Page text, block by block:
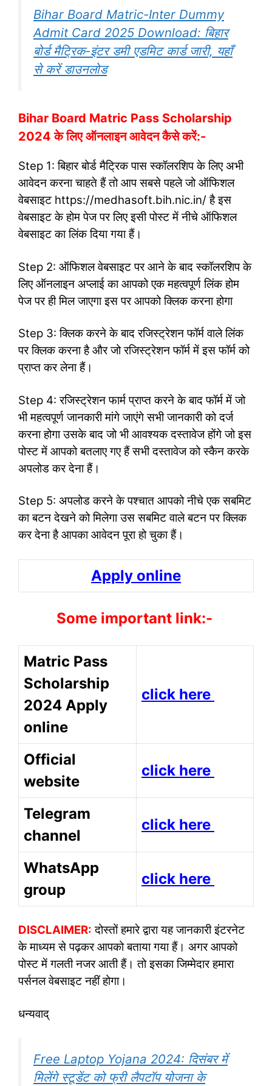
Bihar Board Matric-Inter Dummy
Admit Card 2025 Download: बिहार
बोर्ड मैट्रिक-इंटर डमी एडमिट कार्ड जारी, यहाँ
से करें डाउनलोड
Bihar Board Matric Pass Scholarship
2024 के लिए ऑनलाइन आवेदन कैसे करें:-
Step 1: बिहार बोर्ड मैट्रिक पास स्कॉलरशिप के लिए अभी
आवेदन करना चाहते हैं तो आप सबसे पहले जो ऑफिशल
वेबसाइट https://medhasoft.bih.nic.in/ है इस
वेबसाइट के होम पेज पर लिए इसी पोस्ट में नीचे ऑफिशल
वेबसाइट का लिंक दिया गया हैं।
Step 2: ऑफिशल वेबसाइट पर आने के बाद स्कॉलरशिप के
लिए ऑनलाइन अप्लाई का आपको एक महत्वपूर्ण लिंक होम
पेज पर ही मिल जाएगा इस पर आपको क्लिक करना होगा
Step 3: क्लिक करने के बाद रजिस्ट्रेशन फॉर्म वाले लिंक
पर क्लिक करना है और जो रजिस्ट्रेशन फॉर्म में इस फॉर्म को
प्राप्त कर लेना हैं।
Step 4: रजिस्ट्रेशन फार्म प्राप्त करने के बाद फॉर्म में जो
भी महत्वपूर्ण जानकारी मांगे जाएंगे सभी जानकारी को दर्ज
करना होगा उसके बाद जो भी आवश्यक दस्तावेज होंगे जो इस
पोस्ट में आपको बतलाए गए हैं सभी दस्तावेज को स्कैन करके
अपलोड कर देना हैं।
Step 5: अपलोड करने के पश्चात आपको नीचे एक सबमिट
का बटन देखने को मिलेगा उस सबमिट वाले बटन पर क्लिक
कर देना है आपका आवेदन पूरा हो चुका हैं।
Apply online
Some important link:-
Matric Pass
Scholarship
2024 Apply
online
click here
Official
website
click here
Telegram
channel
click here
WhatsApp
group
click here
DISCLAIMER: दोस्तों हमारे द्वारा यह जानकारी इंटरनेट
के माध्यम से पढ़कर आपको बताया गया हैं। अगर आपको
पोस्ट में गलती नजर आती हैं। तो इसका जिम्मेदार हमारा
पर्सनल वेबसाइट नहीं होगा।
धन्यवाद्
Free Laptop Yojana 2024: दिसंबर में
मिलेंगे स्टूडेंट को फ्री लैपटॉप योजना के